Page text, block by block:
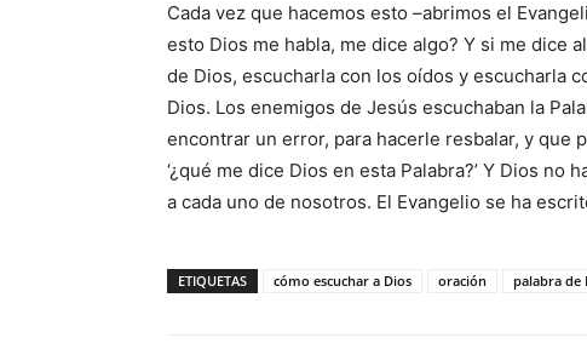
Cada vez que hacemos esto –abrimos el
esto Dios me habla, me dice algo? Y si me dice
de Dios, escucharla con los oídos y escucharla
Dios. Los enemigos de Jesús escuchaban la
encontrar un error, para hacerle resbalar, y que
‘¿qué me dice Dios en esta Palabra?’ Y Dios
a cada uno de nosotros. El Evangelio se ha
ETIQUETAS cómo escuchar a Dios oración palabra de